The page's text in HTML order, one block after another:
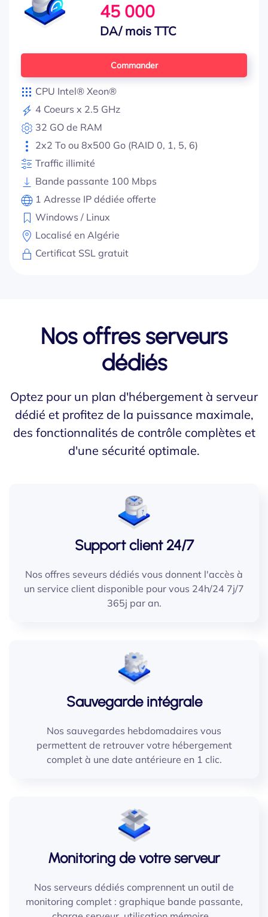
45 000
DA/ mois TTC
Commander
CPU Intel® Xeon®
4 Coeurs x 2.5 GHz
32 GO de RAM
2x2 To ou 8x500 Go (RAID 0, 1, 5, 6)
Traffic illimité
Bande passante 100 Mbps
1 Adresse IP dédiée offerte
Windows / Linux
Localisé en Algérie
Certificat SSL gratuit
Nos offres serveurs
dédiés
Optez pour un plan d'hébergement à serveur
dédié et profitez de la puissance maximale,
des fonctionnalités de contrôle complètes et
d'une sécurité optimale.
Support client 24/7
Nos offres seveurs dédiés vous donnent l'accès à
un service client disponible pour vous 24h/24 7j/7
365j par an.
Sauvegarde intégrale
Nos sauvegardes hebdomadaires vous
permettent de retrouver votre hébergement
complet à une date antérieure en 1 clic.
Monitoring de votre serveur
Nos serveurs dédiés comprennent un outil de
monitoring complet : graphique bande passante,